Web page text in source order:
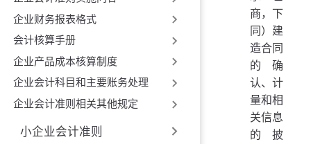
企业财务报表格式
会计核算手册
企业产品成本核算制度
企业会计科目和主要账务处理
企业会计准则相关其他规定
小企业会计准则
商，下
同）建
造合同
的确
认、计
量和相
关信息
的披